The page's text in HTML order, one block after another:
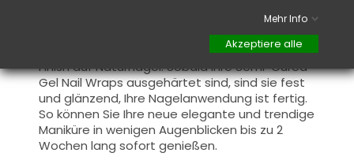
und/oder LED-Lampe, um sie zu katalysieren
Finish auf Naturnägel:Sobald Ihre Semi-Cured
Gel Nail Wraps ausgehärtet sind, sind sie fest
und glänzend, Ihre Nagelanwendung ist fertig.
So können Sie Ihre neue elegante und trendige
Maniküre in wenigen Augenblicken bis zu 2
Wochen lang sofort genießen.
Mehr Info
Akzeptiere alle